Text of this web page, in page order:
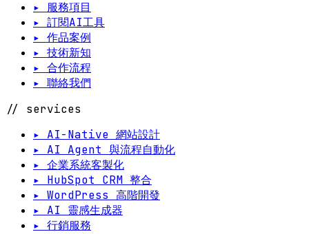
▸ 服務項目
▸ 訂閱AI工具
▸ 作品案例
▸ 技術新知
▸ 合作流程
▸ 聯絡我們
// services
▸ AI-Native 網站設計
▸ AI Agent 與流程自動化
▸ 企業系統客製化
▸ HubSpot CRM 整合
▸ WordPress 高階開發
▸ AI 靈感生成器
▸ 行銷服務